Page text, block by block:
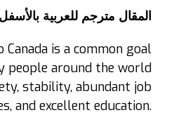
المقال مترجم للعربية بالأسفل
is a common goal
people around the world
stability, abundant job
and excellent education.